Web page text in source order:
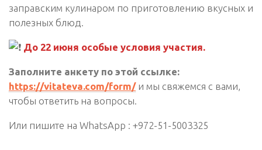
заправским кулинаром по приготовлению вкусных и
полезных блюд.
До 22 июня особые условия участия.
Заполните анкету по этой ссылке:
https://vitateva.com/form/и мы свяжемся с вами,
чтобы ответить на вопросы.
Или пишите на WhatsApp : +972-51-5003325